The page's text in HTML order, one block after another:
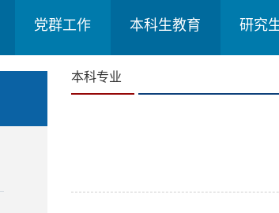
党群工作 本科生教育 研究
本科专业